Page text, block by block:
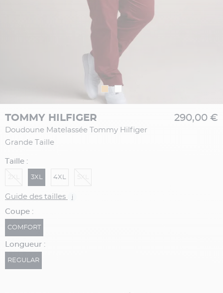
TOMMY HILFIGER
Doudoune Matelassée Tommy Hilfiger
Grande Taille
290,00 €
Taille :
3XL 4XL
Guide des tailles i
Coupe :
COMFORT
Longueur :
REGULAR